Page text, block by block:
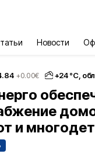
Новости
+0.00€ +24°С,
и